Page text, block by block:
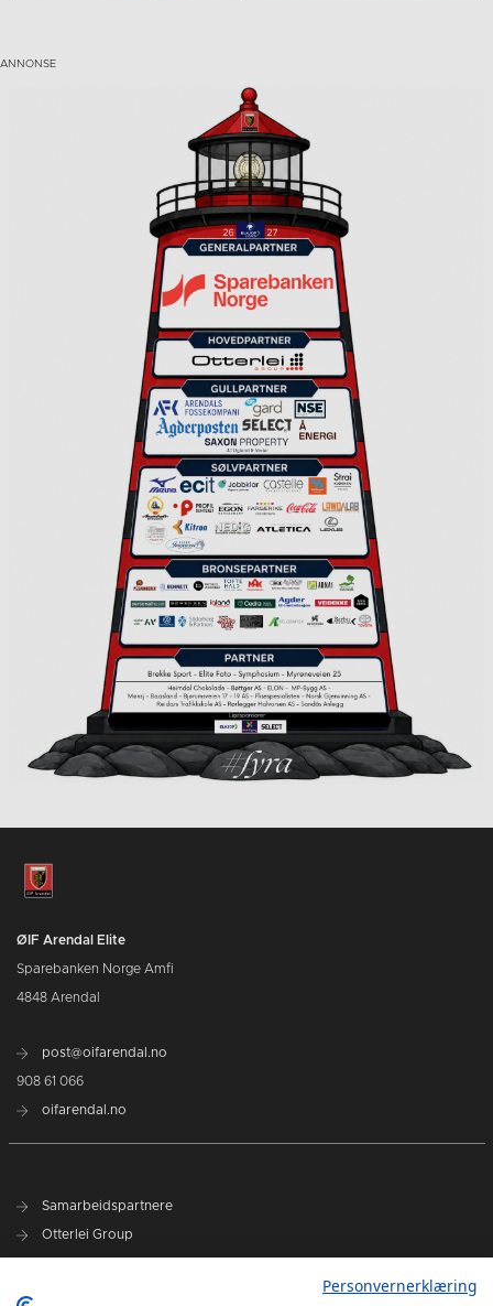
ØIF Arendal Elite
Sparebanken Norge Amfi
4848 Arendal
post@oifarendal.no
908 61 066
oifarendal.no
Samarbeidspartnere
Otterlei Group
Personvernerklæring